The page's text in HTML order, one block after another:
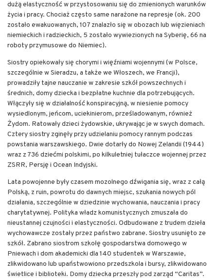
dużą elastyczność w przystosowaniu się do zmienionych warunków
życia i pracy. Chociaż często same narażone na represje (ok. 200
zostało ewakuowanych, 107 znalazło się w obozach lub więzieniach
niemieckich i radzieckich, 5 zostało wywiezionych na Syberię, 66 na
roboty przymusowe do Niemiec).
Siostry opiekowały się chorymi i więźniami wojennymi (w Polsce,
szczególnie w Sieradzu, a także we Włoszech, we Francji),
prowadziły tajne nauczanie w zakresie szkół powszechnych i
średnich, domy dziecka i bezpłatne kuchnie dla potrzebujących.
Włączyły się w działalność konspiracyjną, w niesienie pomocy
wysiedlonym, jeńcom, uciekinierom, prześladowanym, również
Żydom. Ratowały dzieci żydowskie, ukrywając je w swych domach.
Cztery siostry zginęły przy udzielaniu pomocy rannym podczas
powstania warszawskiego. Dwie dotarły do Nowej Zelandii (1944)
wraz z 736 dziećmi polskimi, po kilkuletniej tułaczce wojennej przez
ZSRR, Persję i Ocean Indyjski.
Lata powojenne były czasem mozolnego dźwigania się, wraz z całą
Polską, z ruin, powrotu do dawnych miejsc, szukania nowych pól
działania, szczególnie w dziedzinie wychowania, nauczania i pracy
charytatywnej. Polityka władz komunistycznych zmuszała do
nieustannej czujności i elastyczności. Odbudowane z trudem dzieła
wychowawcze zostały przez państwo zabrane. Siostry usunięto ze
szkół. Zabrano siostrom szkołę gospodarstwa domowego w
Pniewach i dom akademicki dla 140 studentek w Warszawie,
zlikwidowano lub upaństwowiono przedszkola i bursy, zlikwidowano
świetlice i biblioteki. Domy dziecka przeszły pod zarząd “Caritas”.